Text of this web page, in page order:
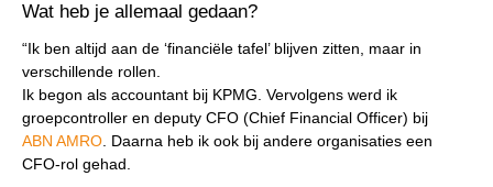
Wat heb je allemaal gedaan?
“Ik ben altijd aan de ‘financiële tafel’ blijven zitten, maar in
verschillende rollen.
Ik begon als accountant bij KPMG. Vervolgens werd ik
groepcontroller en deputy CFO (Chief Financial Officer) bij
ABN AMRO. Daarna heb ik ook bij andere organisaties een
CFO-rol gehad.